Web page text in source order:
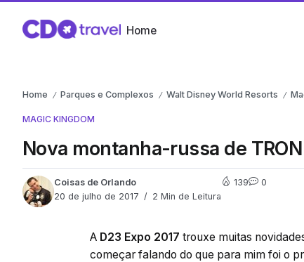
Home
Home / Parques e Complexos / Walt Disney World Resorts /
MAGIC KINGDOM
Nova montanha-russa de
Coisas de Orlando
20 de julho de 2017
2 Min de Leitura
139 0
A D23 Expo 2017 trouxe muitas
começar falando do que para mim foi o